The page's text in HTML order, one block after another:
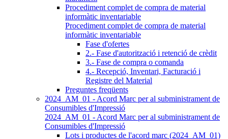
Procediment complet de compra de material
informàtic inventariable
Procediment complet de compra de material
informàtic inventariable
Fase d'ofertes
2.- Fase d'autorització i retenció de crèdit
3.- Fase de compra o comanda
4.- Recepció, Inventari, Facturació i
Registre del Material
Preguntes freqüents
2024_AM_01 - Acord Marc per al subministrament de
Consumibles d'Impressió
2024_AM_01 - Acord Marc per al subministrament de
Consumibles d'Impressió
Lots i productes de l'acord marc (2024_AM_01)